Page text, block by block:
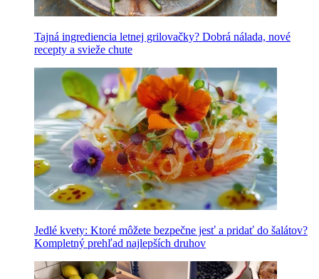
Tajná ingrediencia letnej grilovačky? Dobrá nálada, nové
recepty a svieže chute
Jedlé kvety: Ktoré môžete bezpečne jesť a pridať do šalátov?
Kompletný prehľad najlepších druhov